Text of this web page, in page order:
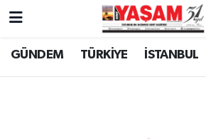
GÜNDEM TÜRKİYE İSTANBUL